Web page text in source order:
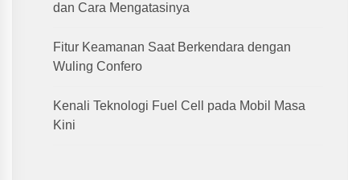
dan Cara Mengatasinya
Fitur Keamanan Saat Berkendara dengan
Wuling Confero
Kenali Teknologi Fuel Cell pada Mobil Masa
Kini